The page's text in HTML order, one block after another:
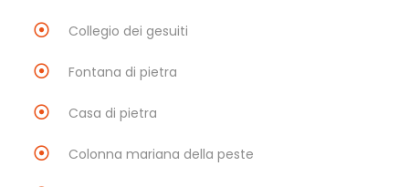
Collegio dei gesuiti
Fontana di pietra
Casa di pietra
Colonna mariana della peste